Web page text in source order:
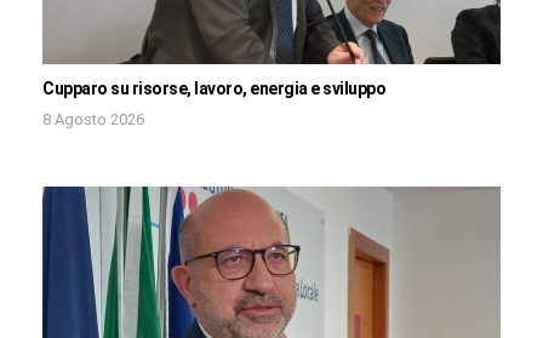
Cupparo su risorse, lavoro, energia e sviluppo
8 Agosto 2026